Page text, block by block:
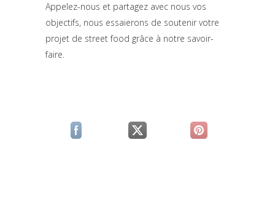
Appelez-nous et partagez avec nous vos
objectifs, nous essaierons de soutenir votre
projet de street food grâce à notre savoir-
faire.
(si apre in una nuova scheda)
(si apre in una nuova scheda)
(si apre in una